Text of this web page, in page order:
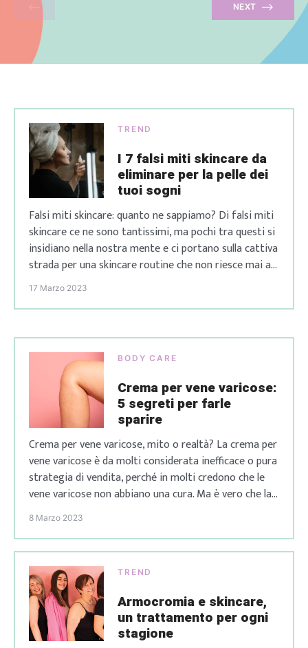
NEXT
TREND
I 7 falsi miti skincare da
eliminare per la pelle dei
tuoi sogni
Falsi miti skincare: quanto ne sappiamo? Di falsi miti
skincare ce ne sono tantissimi, ma pochi tra questi si
insidiano nella nostra mente e ci portano sulla cattiva
strada per una skincare routine che non riesce mai a
darci i risultati che vogliamo. Quante volte ti è
[…]
17 Marzo 2023
BODY CARE
Crema per vene varicose:
5 segreti per farle
sparire
Crema per vene varicose, mito o realtà? La crema per
vene varicose è da molti considerata inefficace o pura
strategia di vendita, perché in molti credono che le
vene varicose non abbiano una cura. Ma è vero che la
crema per vene varicose non ha alcun beneficio?
varicose: […]
8 Marzo 2023
TREND
Armocromia e skincare,
un trattamento per ogni
stagione